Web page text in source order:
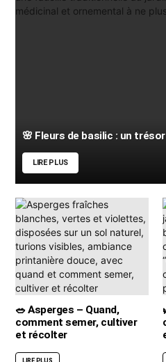
🌸 Fleurs de basilic : un
LIRE PLUS
🥗 Asperges – Quand,
comment semer, cultiver
et récolter